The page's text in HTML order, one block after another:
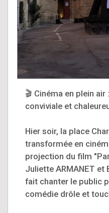
🎬 Cinéma en plein
conviviale et
Hier soir, la place
transformée en
projection du film
Juliette ARMANET et
fait chanter le public
comédie drôle et